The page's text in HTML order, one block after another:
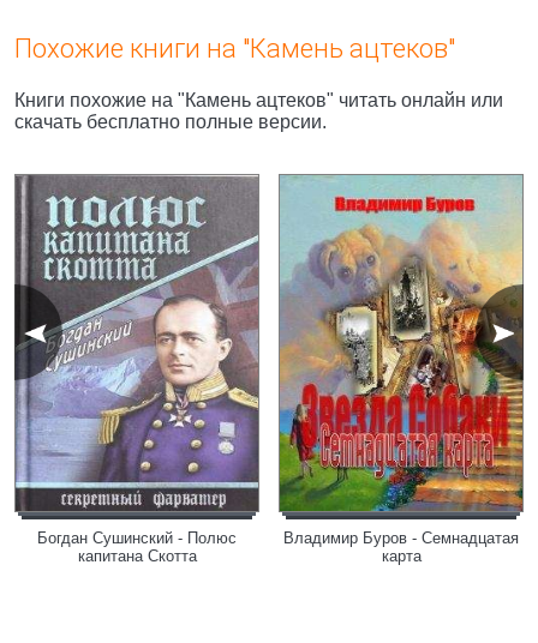
Похожие книги на "Камень ацтеков"
Книги похожие на "Камень ацтеков" читать онлайн или
скачать бесплатно полные версии.
Богдан Сушинский - Полюс
капитана Скотта
Владимир Буров - Семнадцатая
карта